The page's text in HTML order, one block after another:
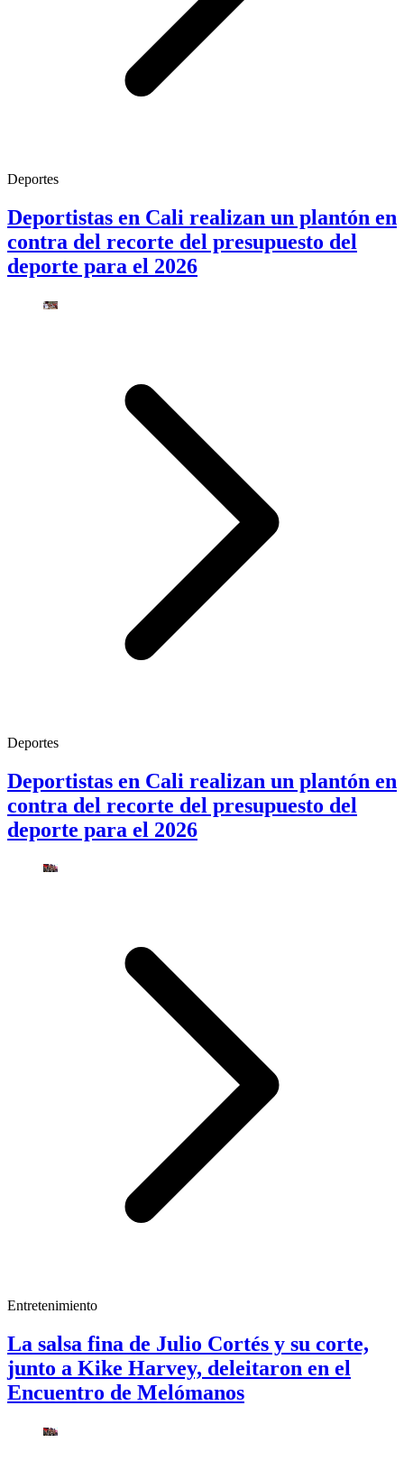
Deportes
Deportistas en Cali realizan un plantón en
contra del recorte del presupuesto del
deporte para el 2026
Deportes
Deportistas en Cali realizan un plantón en
contra del recorte del presupuesto del
deporte para el 2026
Entretenimiento
La salsa fina de Julio Cortés y su corte,
junto a Kike Harvey, deleitaron en el
Encuentro de Melómanos